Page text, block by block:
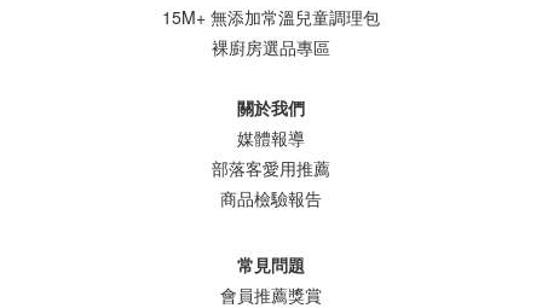
15M+ 無添加常溫兒童調理包
裸廚房選品專區
關於我們
媒體報導
部落客愛用推薦
商品檢驗報告
常見問題
會員推薦獎賞